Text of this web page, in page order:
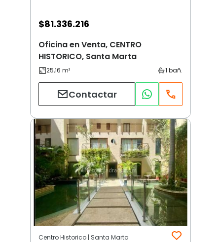
$81.336.216
Oficina en Venta, CENTRO
HISTORICO, Santa Marta
Contactar
Centro Historico | Santa Marta